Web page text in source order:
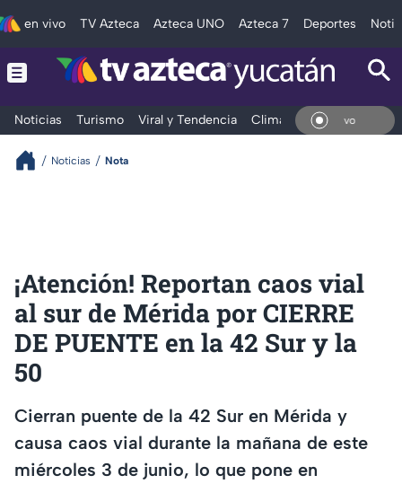
en vivo TV Azteca Azteca UNO Azteca 7 Deportes
Noticias Turismo Viral y Tendencia Clima Deportes
En Vivo
Noticias Nota
¡Atención! Reportan caos vial
al sur de Mérida por CIERRE
DE PUENTE en la 42 Sur y la
50
Cierran puente de la 42 Sur en Mérida y
causa caos vial durante la mañana de este
miércoles 3 de junio, lo que pone en